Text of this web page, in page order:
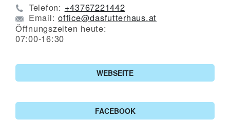
Telefon: +43767221442
Email:office@dasfutterhaus.at
Öffnungszeiten heute:
07:00-16:30
WEBSEITE
FACEBOOK